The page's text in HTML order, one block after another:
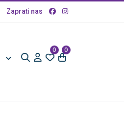
Zaprati nas
0 0